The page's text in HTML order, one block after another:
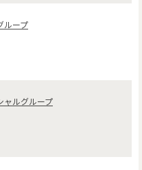
ループ
ャルグループ